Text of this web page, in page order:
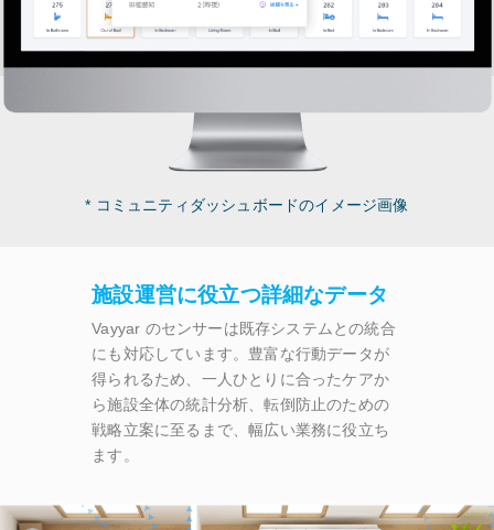
* コミュニティダッシュボードのイメージ画像
施設運営に役立つ詳細なデータ
Vayyar のセンサーは既存システムとの統合
にも対応しています。豊富な行動データが
得られるため、一人ひとりに合ったケアか
ら施設全体の統計分析、転倒防止のための
戦略立案に至るまで、幅広い業務に役立ち
ます。